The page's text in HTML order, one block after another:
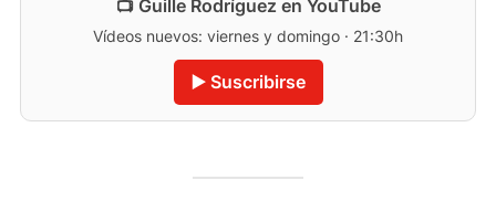
📺 Guille Rodríguez en YouTube
Vídeos nuevos: viernes y domingo · 21:30h
▶️ Suscribirse